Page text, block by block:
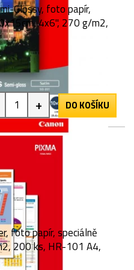
Glossy, foto papír,
4x6", 270 g/m2,
+ DO KOŠÍKU
foto papír, speciálně
200 ks, HR-101 A4,